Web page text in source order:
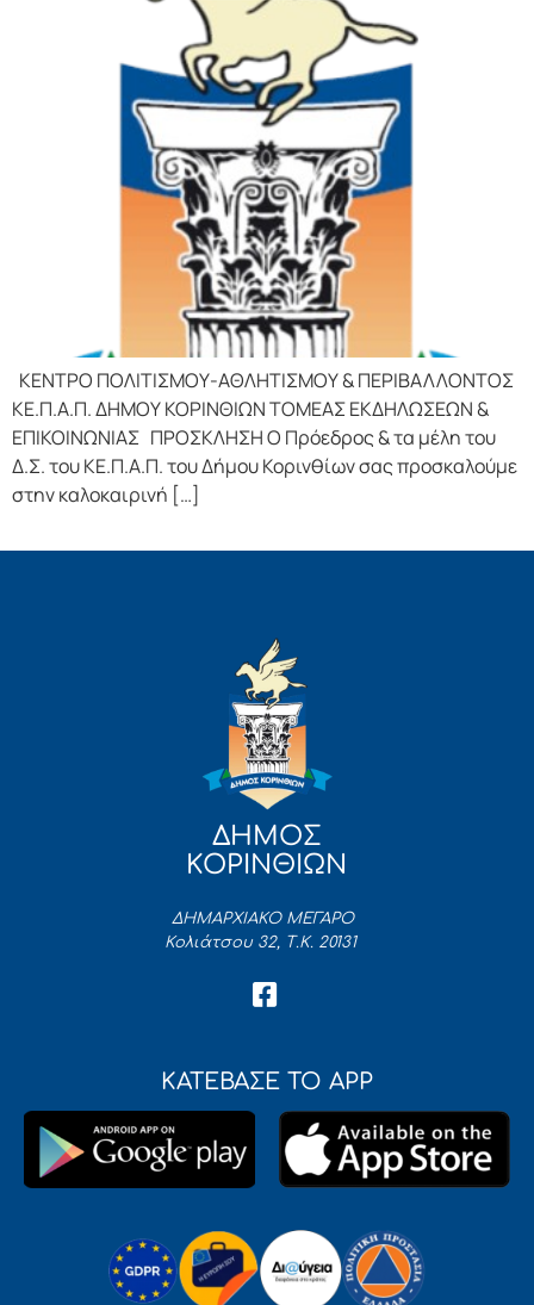
ΚΕΝΤΡΟ ΠΟΛΙΤΙΣΜΟΥ-ΑΘΛΗΤΙΣΜΟΥ & ΠΕΡΙΒΑΛΛΟΝΤΟΣ
ΚΕ.Π.Α.Π. ΔΗΜΟΥ ΚΟΡΙΝΘΙΩΝ ΤΟΜΕΑΣ ΕΚΔΗΛΩΣΕΩΝ &
ΕΠΙΚΟΙΝΩΝΙΑΣ ΠΡΟΣΚΛΗΣΗ Ο Πρόεδρος & τα μέλη του
Δ.Σ. του ΚΕ.Π.Α.Π. του Δήμου Κορινθίων σας προσκαλούμε
στην καλοκαιρινή […]
ΔΗΜΟΣ
ΚΟΡΙΝΘΙΩΝ
ΔΗΜΑΡΧΙΑΚΟ ΜΕΓΑΡΟ
Κολιάτσου 32, Τ.Κ. 20131
ΚΑΤΕΒΑΣΕ ΤΟ APP